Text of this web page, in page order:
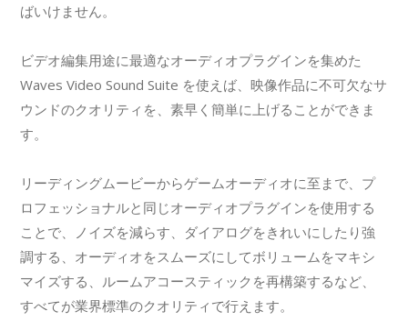
ばいけません。
ビデオ編集用途に最適なオーディオプラグインを集めた
Waves Video Sound Suite を使えば、映像作品に不可欠なサ
ウンドのクオリティを、素早く簡単に上げることができま
す。
リーディングムービーからゲームオーディオに至まで、プ
ロフェッショナルと同じオーディオプラグインを使用する
ことで、ノイズを減らす、ダイアログをきれいにしたり強
調する、オーディオをスムーズにしてボリュームをマキシ
マイズする、ルームアコースティックを再構築するなど、
すべてが業界標準のクオリティで行えます。